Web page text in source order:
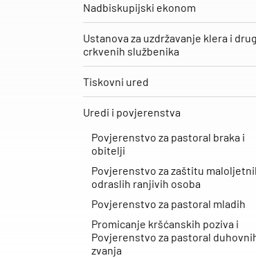
Nadbiskupijski ekonom
Ustanova za uzdržavanje klera i
crkvenih službenika
Tiskovni ured
Uredi i povjerenstva
Povjerenstvo za pastoral braka i
obitelji
Povjerenstvo za zaštitu
odraslih ranjivih osoba
Povjerenstvo za pastoral mladih
Promicanje kršćanskih poziva i
Povjerenstvo za pastoral
zvanja